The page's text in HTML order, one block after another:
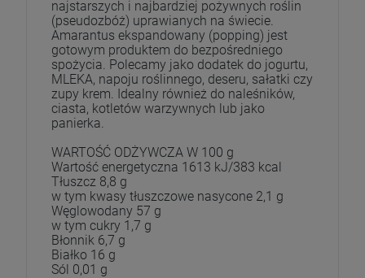
najstarszych i najbardziej pożywnych roślin
(pseudozbóż) uprawianych na świecie.
Amarantus ekspandowany (popping) jest
gotowym produktem do bezpośredniego
spożycia. Polecamy jako dodatek do jogurtu,
MLEKA, napoju roślinnego, deseru, sałatki czy
zupy krem. Idealny również do naleśników,
ciasta, kotletów warzywnych lub jako
panierka.
WARTOŚĆ ODŻYWCZA W 100 g
Wartość energetyczna 1613 kJ/383 kcal
Tłuszcz 8,8 g
w tym kwasy tłuszczowe nasycone 2,1 g
Węglowodany 57 g
w tym cukry 1,7 g
Błonnik 6,7 g
Białko 16 g
Sól 0,01 g